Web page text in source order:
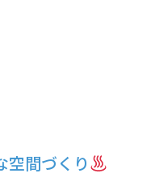
空間づくり